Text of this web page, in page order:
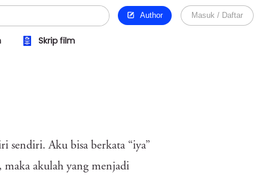
Author Masuk / Daftar
Skrip film
sendiri. Aku bisa berkata “iya”
maka akulah yang menjadi